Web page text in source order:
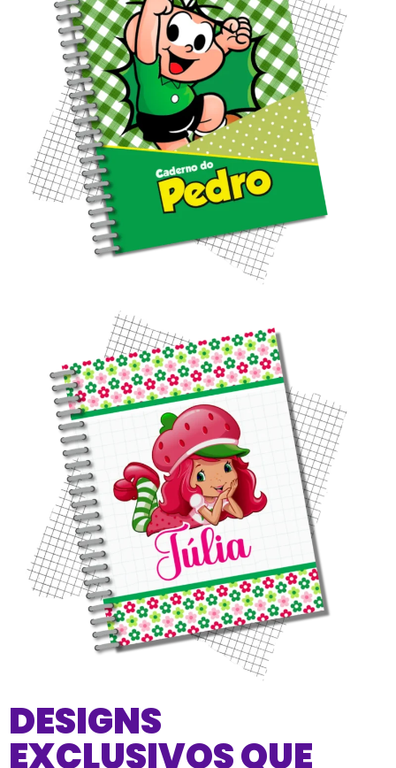
DESIGNS
EXCLUSIVOS QUE